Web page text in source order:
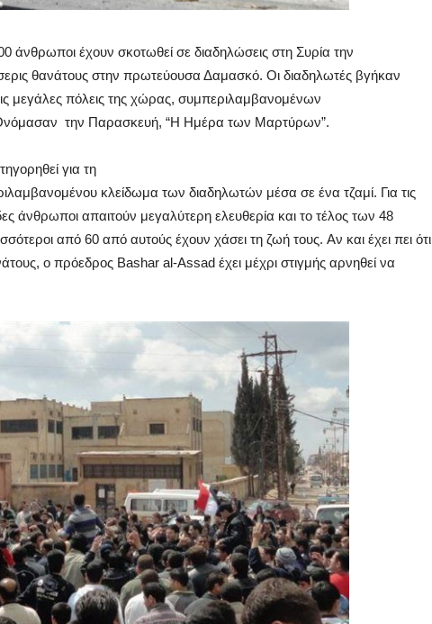
άνθρωποι έχουν σκοτωθεί σε διαδηλώσεις στη Συρία την
θανάτους στην πρωτεύουσα Δαμασκό. Οι διαδηλωτές βγήκαν
μεγάλες πόλεις της χώρας, συμπεριλαμβανομένων
την Παρασκευή, “Η Ημέρα των Μαρτύρων”.
για τη
κλείδωμα των διαδηλωτών μέσα σε ένα τζαμί. Για τις
άνθρωποι απαιτούν μεγαλύτερη ελευθερία και το τέλος των 48
από 60 από αυτούς έχουν χάσει τη ζωή τους. Αν και έχει πει ότι
ο πρόεδρος Bashar al-Assad έχει μέχρι στιγμής αρνηθεί να